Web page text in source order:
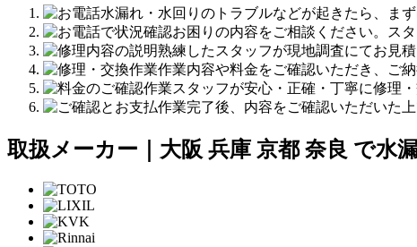
水漏れ・水回りのトラブルなどが起きたら、まず
お困りの内容をご相談ください。ス
熟練したスタッフが現地調査にてお見
作業内容や料金をご確認いただき、ご
作業スタッフが安心・正確・丁寧に修理・
作業完了後、内容をご確認いただいた
取扱メーカー｜大阪 兵庫 京都 奈良 で水